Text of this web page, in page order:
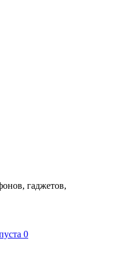
гаджетов,
0